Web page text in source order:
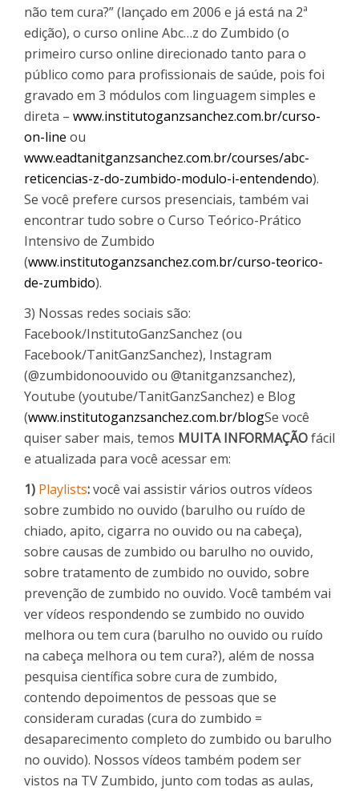
não tem cura?” (lançado em 2006 e já está na 2ª
edição), o curso online Abc…z do Zumbido (o
primeiro curso online direcionado tanto para o
público como para profissionais de saúde, pois foi
gravado em 3 módulos com linguagem simples e
direta – www.institutoganzsanchez.com.br/curso-
on-line ou
www.eadtanitganzsanchez.com.br/courses/abc-
reticencias-z-do-zumbido-modulo-i-entendendo).
Se você prefere cursos presenciais, também vai
encontrar tudo sobre o Curso Teórico-Prático
Intensivo de Zumbido
(www.institutoganzsanchez.com.br/curso-teorico-
de-zumbido).
3) Nossas redes sociais são:
Facebook/InstitutoGanzSanchez (ou
Facebook/TanitGanzSanchez), Instagram
(@zumbidonoouvido ou @tanitganzsanchez),
Youtube (youtube/TanitGanzSanchez) e Blog
(www.institutoganzsanchez.com.br/blogSe você
quiser saber mais, temos MUITA INFORMAÇÃOfácil
e atualizada para você acessar em:
1) Playlists:você vai assistir vários outros vídeos
sobre zumbido no ouvido (barulho ou ruído de
chiado, apito, cigarra no ouvido ou na cabeça),
sobre causas de zumbido ou barulho no ouvido,
sobre tratamento de zumbido no ouvido, sobre
prevenção de zumbido no ouvido. Você também vai
ver vídeos respondendo se zumbido no ouvido
melhora ou tem cura (barulho no ouvido ou ruído
na cabeça melhora ou tem cura?), além de nossa
pesquisa científica sobre cura de zumbido,
contendo depoimentos de pessoas que se
consideram curadas (cura do zumbido =
desaparecimento completo do zumbido ou barulho
no ouvido). Nossos vídeos também podem ser
vistos na TV Zumbido, junto com todas as aulas,